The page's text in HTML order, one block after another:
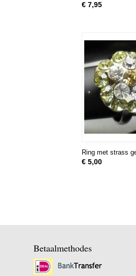
€ 7,95
Ring met strass
€ 5,00
Betaalmethodes